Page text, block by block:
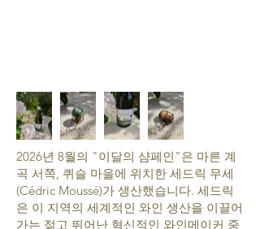
2026년 8월의 "이달의 샴페인"은 마른 계
곡 서쪽, 퀴슬 마을에 위치한 세드릭 무세
(Cédric Moussé)가 생산했습니다. 세드릭
은 이 지역의 세계적인 와인 생산을 이끌어
가는 젊고 뛰어난 혁신적인 와인메이커 중